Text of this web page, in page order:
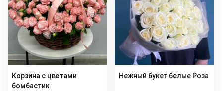
Корзина с цветами
бомбастик
Нежный букет белые Роза